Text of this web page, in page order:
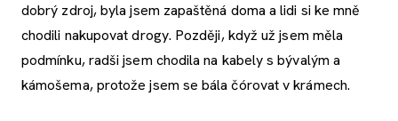
dobrý zdroj, byla jsem zapaštěná doma a lidi si ke mně
chodili nakupovat drogy. Později, když už jsem měla
podmínku, radši jsem chodila na kabely s bývalým a
kámošema, protože jsem se bála čórovat v krámech.